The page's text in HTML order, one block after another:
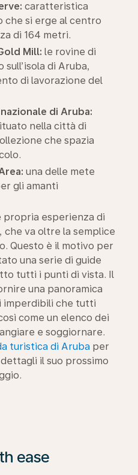
caratteristica
che si erge al centro
di 164 metri.
Mill: le rovine di
sull’isola di Aruba,
di lavorazione del
di Aruba:
nella città di
che spazia
una delle mete
gli amanti
propria esperienza di
va oltre la semplice
Questo è il motivo per
una serie di guide
tutti i punti di vista. Il
una panoramica
imperdibili che tutti
come un elenco dei
e soggiornare.
turistica di Aruba per
il suo prossimo
ease